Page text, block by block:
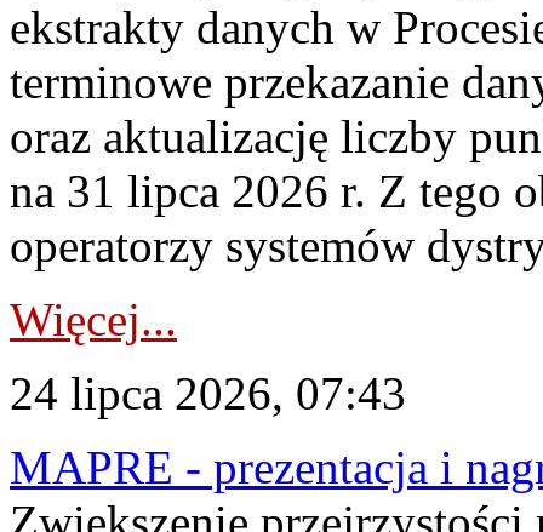
ekstrakty danych w
terminowe przekazanie
oraz aktualizację liczby
na 31 lipca 2026 r. Z tego
operatorzy systemów
Więcej...
24 lipca 2026, 07:43
MAPRE - prezentacja i